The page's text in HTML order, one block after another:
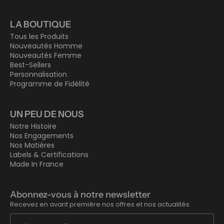
LA BOUTIQUE
Tous les Produits
Nouveautés Homme
Nouveautés Femme
Best-Sellers
Personnalisation
Programme de Fidélité
UN PEU DE NOUS
Notre Histoire
Nos Engagements
Nos Matières
Labels & Certifications
Made In France
Recevez en avant première nos offres et nos actualités.
Abonnez-vous à notre newsletter